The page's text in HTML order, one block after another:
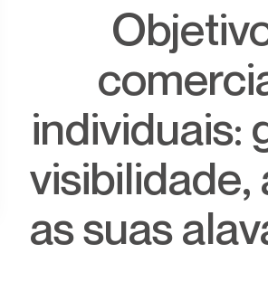
Objetivos
individuais:
visibilidade,
as suas